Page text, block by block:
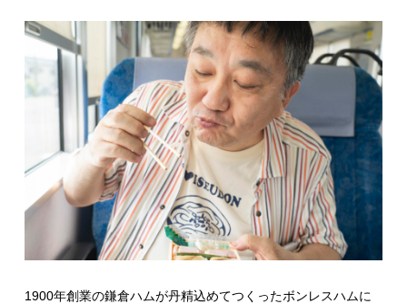
1900年創業の鎌倉ハムが丹精込めてつくったボンレスハムに